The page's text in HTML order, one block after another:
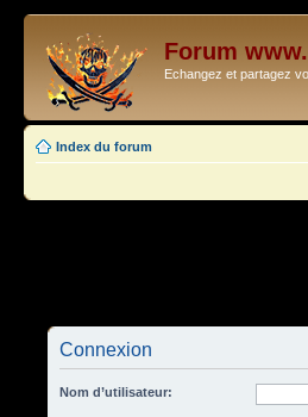
Forum
Echangez et partagez
Index du forum
Connexion
Nom d’utilisateur: